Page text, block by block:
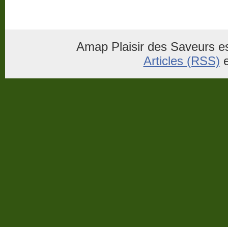
Amap Plaisir des Saveurs
Articles (RSS)